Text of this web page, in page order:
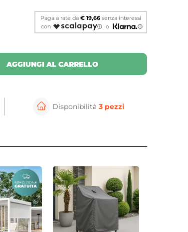
Paga a rate da€ 19,66 senza interessi
con
o
AGGIUNGI AL CARRELLO
Disponibilità 3 pezzi